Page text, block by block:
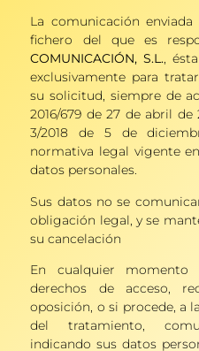
La comunicación
fichero del que es
COMUNICACIÓN, S.L.,
exclusivamente para
su solicitud, siempre de
2016/679 de 27 de abril de
3/2018 de 5 de
normativa legal vigente
datos personales.
Sus datos no se
obligación legal, y se
su cancelación
En cualquier
derechos de acceso,
oposición, o si procede, a
del tratamiento,
indicando sus datos